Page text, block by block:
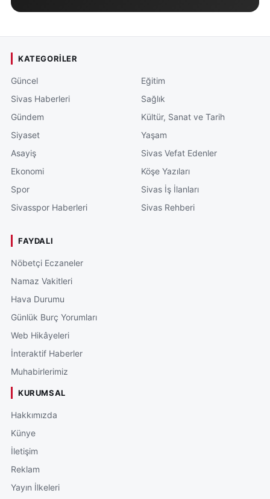
KATEGORILER
Güncel
Sivas Haberleri
Gündem
Siyaset
Asayiş
Ekonomi
Spor
Sivasspor Haberleri
Eğitim
Sağlık
Kültür, Sanat ve Tarih
Yaşam
Sivas Vefat Edenler
Köşe Yazıları
Sivas İş İlanları
Sivas Rehberi
FAYDALI
Nöbetçi Eczaneler
Namaz Vakitleri
Hava Durumu
Günlük Burç Yorumları
Web Hikâyeleri
İnteraktif Haberler
Muhabirlerimiz
KURUMSAL
Hakkımızda
Künye
İletişim
Reklam
Yayın İlkeleri